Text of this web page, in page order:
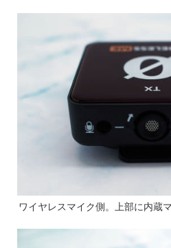
ワイヤレスマイク側。上部に内蔵